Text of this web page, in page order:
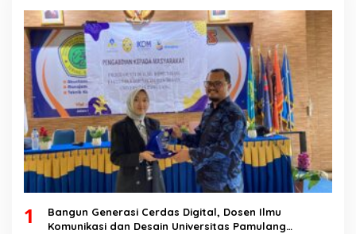
1
Bangun Generasi Cerdas Digital, Dosen Ilmu
Komunikasi dan Desain Universitas Pamulang